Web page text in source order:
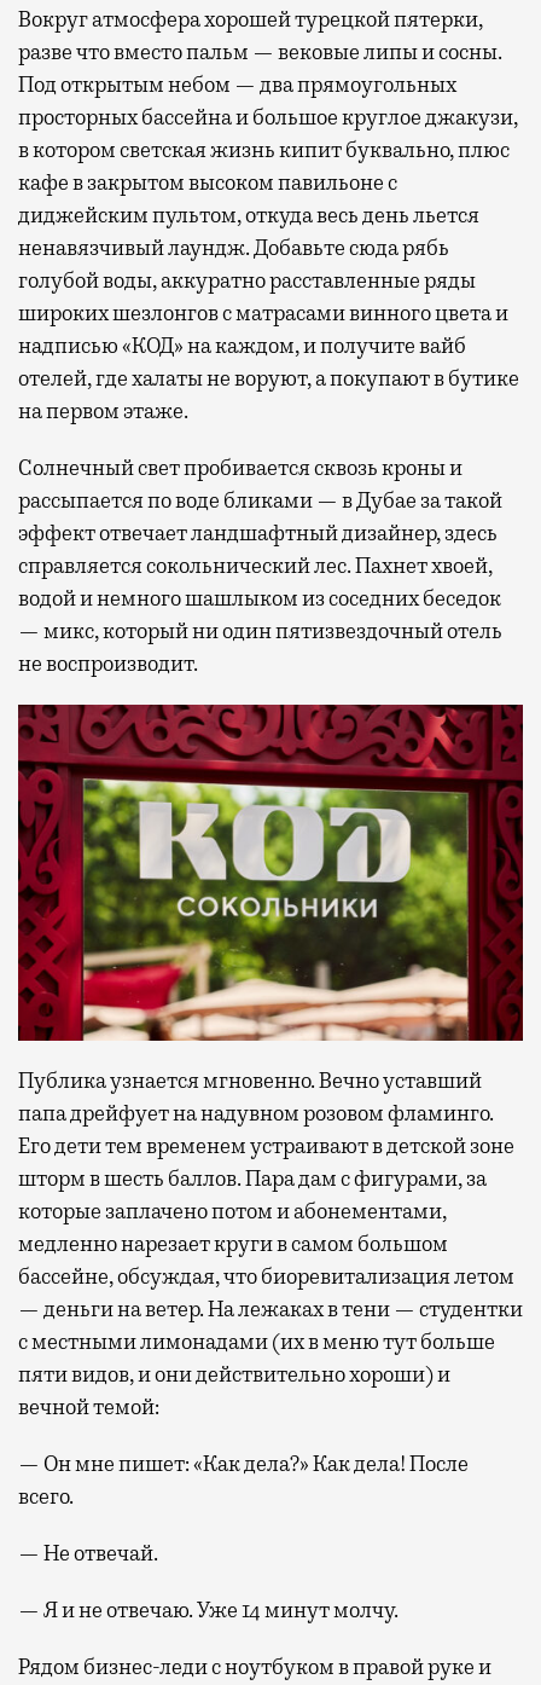
Вокруг атмосфера хорошей турецкой пятерки,
разве что вместо пальм — вековые липы и сосны.
Под открытым небом — два прямоугольных
просторных бассейна и большое круглое джакузи,
в котором светская жизнь кипит буквально, плюс
кафе в закрытом высоком павильоне с
диджейским пультом, откуда весь день льется
ненавязчивый лаундж. Добавьте сюда рябь
голубой воды, аккуратно расставленные ряды
широких шезлонгов с матрасами винного цвета и
надписью «КОД» на каждом, и получите вайб
отелей, где халаты не воруют, а покупают в бутике
на первом этаже.
Солнечный свет пробивается сквозь кроны и
рассыпается по воде бликами — в Дубае за такой
эффект отвечает ландшафтный дизайнер, здесь
справляется сокольнический лес. Пахнет хвоей,
водой и немного шашлыком из соседних беседок
— микс, который ни один пятизвездочный отель
не воспроизводит.
Публика узнается мгновенно. Вечно уставший
папа дрейфует на надувном розовом фламинго.
Его дети тем временем устраивают в детской зоне
шторм в шесть баллов. Пара дам с фигурами, за
которые заплачено потом и абонементами,
медленно нарезает круги в самом большом
бассейне, обсуждая, что биоревитализация летом
— деньги на ветер. На лежаках в тени — студентки
с местными лимонадами (их в меню тут больше
пяти видов, и они действительно хороши) и
вечной темой:
— Он мне пишет: «Как дела?» Как дела! После
всего.
— Не отвечай.
— Я и не отвечаю. Уже 14 минут молчу.
Рядом бизнес-леди с ноутбуком в правой руке и